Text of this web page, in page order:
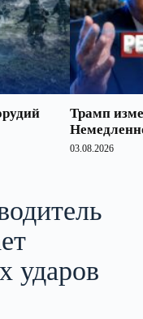
Трамп
03.08.2026
ударов